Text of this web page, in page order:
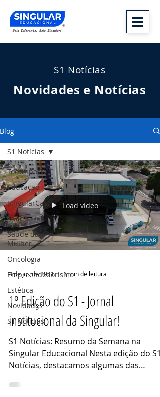
S1 Notícias
Novidades e Notícias
Blog
Todos posts
Educação
SingularCast
Saúde
Saúde da
Mulher
Oncologia
Empreendedorismo
Estética
Novidades
S1 Notícias
S1 Notícias
Load video
3 de jul. de 2021 1 min de leitura
1º Edição do S1 - Jornal
institucional da Singular!
S1 Notícias: Resumo da Semana na
Singular Educacional Nesta edição do S1
Notícias, destacamos algumas das